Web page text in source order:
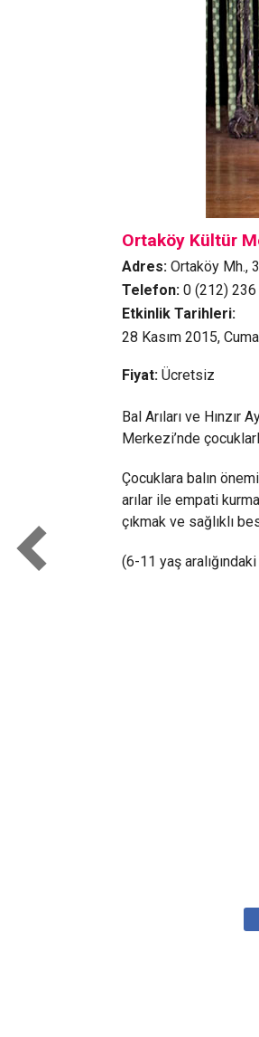
Ortaköy Kültür
Adres: Ortaköy Mh.,
Telefon: 0 (212)
Etkinlik Tarihleri:
28 Kasım 2015,
Fiyat:Ücretsiz
Bal Arıları ve Hınzır
Merkezi’nde
Çocuklara balın
arılar ile empati
çıkmak ve sağlıklı
(6-11 yaş